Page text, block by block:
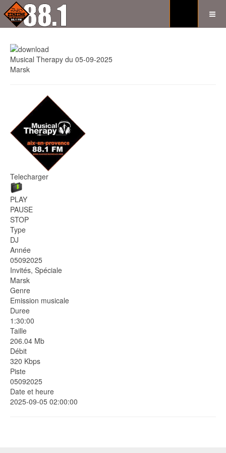
Musical Therapy du 05-09-2025
Marsk
Telecharger
PLAY
PAUSE
STOP
Type
DJ
Année
05092025
Invités, Spéciale
Marsk
Genre
Emission musicale
Duree
1:30:00
Taille
206.04 Mb
Débit
320 Kbps
Piste
05092025
Date et heure
2025-09-05 02:00:00